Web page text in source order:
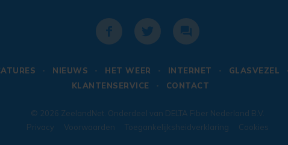
NIEUWS HET WEER INTERNET GLASVEZEL
KLANTENSERVICE
CONTACT
© 2026 ZeelandNet . Onderdeel van DELTA Fiber Nederland B.V.
Privacy
Voorwaarden Toegankelijksheidverklaring Cookies